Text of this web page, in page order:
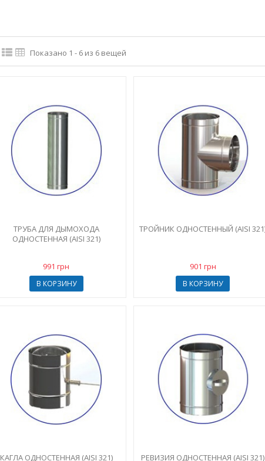
Показано 1 - 6 из 6 вещей
ТРУБА ДЛЯ ДЫМОХОДА
ОДНОСТЕННАЯ (AISI 321)
991 грн
В КОРЗИНУ
ТРОЙНИК ОДНОСТЕННЫЙ (AISI
901 грн
В КОРЗИНУ
КАГЛА ОДНОСТЕННАЯ (AISI 321) РЕВИЗИЯ ОДНОСТЕННАЯ (AISI 321)